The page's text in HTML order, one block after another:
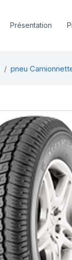
Présentation
pneu